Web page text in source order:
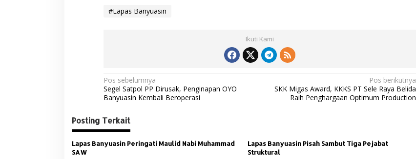
#Lapas Banyuasin
Ikuti Kami
N
a
i
g
a
Pos sebelumnya
Segel Satpol PP Dirusak, Penginapan OYO
Banyuasin Kembali Beroperasi
Pos berikutnya
SKK Migas Award, KKKS PT Sele Raya Belida
Raih Penghargaan Optimum Production
Posting Terkait
Lapas Banyuasin Peringati Maulid Nabi Muhammad
SAW
Lapas Banyuasin Pisah Sambut Tiga Pejabat
Struktural